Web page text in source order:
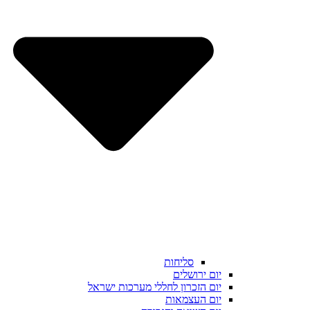
סליחות
יום ירושלים
יום הזכרון לחללי מערכות ישראל
יום העצמאות